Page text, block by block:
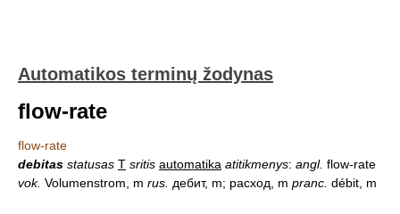
Automatikos terminų žodynas
flow-rate
flow-rate
debitas statusas T sritis automatika atitikmenys: angl. flow-rate
vok. Volumenstrom, m rus. дебит, m; расход, m pranc. débit, m